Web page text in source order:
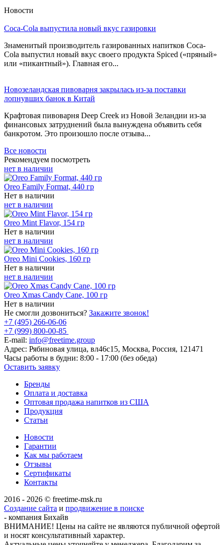
Новости
Coca-Cola выпустила новый вкус газировки
Знаменитый производитель газированных напитков Coca-
Cola выпустил новый вкус своего продукта Spiced («пряный»
или «пикантный»). Главная его...
Новозеландская пивоварня закрылась из-за поставки
лопнувших банок в Китай
Крафтовая пивоварня Deep Creek из Новой Зеландии из-за
финансовых затруднений была вынуждена объявить себя
банкротом. Это произошло после отзыва...
Все новости
Рекомендуем посмотреть
нет в наличии
Oreo Family Format, 440 гр
Нет в наличии
нет в наличии
Oreo Mint Flavor, 154 гр
Нет в наличии
нет в наличии
Oreo Mini Cookies, 160 гр
Нет в наличии
нет в наличии
Oreo Xmas Candy Cane, 100 гр
Нет в наличии
Не смогли дозвониться? Закажите звонок!
+7 (495) 266-06-06
+7 (999) 800-00-85
E-mail: info@freetime.group
Адрес: Рябиновая улица, вл46с15, Москва, Россия, 121471
Часы работы в будни: 8:00 - 17:00 (без обеда)
Оставить заявку
Бренды
Оплата и доставка
Оптовая продажа напитков из США
Продукция
Статьи
Новости
Гарантии
Как мы работаем
Отзывы
Сертификаты
Контакты
2016 - 2026 © freetime-msk.ru
Создание сайта и продвижение в поиске
- компания Бихайв
ВНИМАНИЕ! Цены на сайте не являются публичной офертой
и носят консультативный характер.